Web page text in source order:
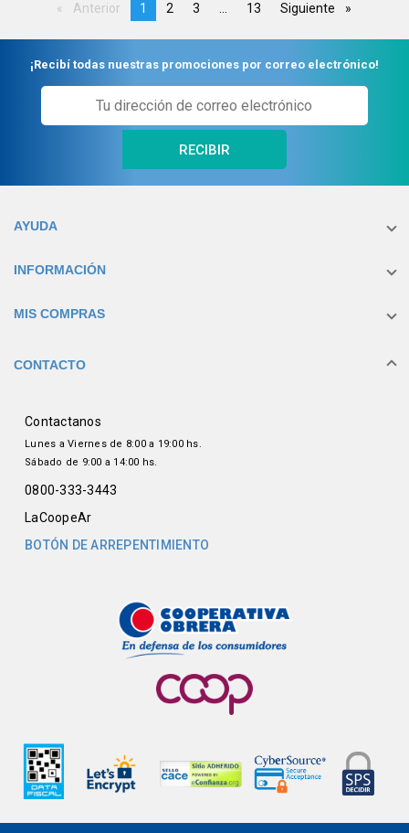
Anterior pageYou're
1 page
2 page
3 pagepage
13 Siguiente page
¡Recibí todas nuestras promociones por correo electrónico!
RECIBIR
AYUDA
INFORMACIÓN
MIS COMPRAS
CONTACTO
Contactanos
Lunes a Viernes de 8:00 a 19:00 hs.
Sábado de 9:00 a 14:00 hs.
0800-333-3443
LaCoopeAr
BOTÓN DE ARREPENTIMIENTO